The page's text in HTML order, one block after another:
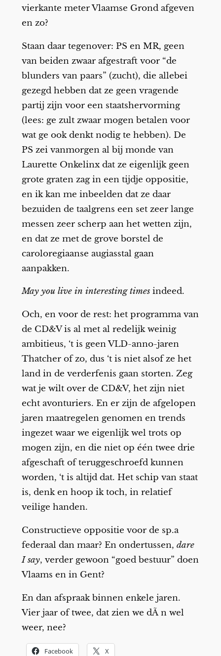
vierkante meter Vlaamse Grond afgeven
en zo?
Staan daar tegenover: PS en MR, geen
van beiden zwaar afgestraft voor “de
blunders van paars” (zucht), die allebei
gezegd hebben dat ze geen vragende
partij zijn voor een staatshervorming
(lees: ge zult zwaar mogen betalen voor
wat ge ook denkt nodig te hebben). De
PS zei vanmorgen al bij monde van
Laurette Onkelinx dat ze eigenlijk geen
grote graten zag in een tijdje oppositie,
en ik kan me inbeelden dat ze daar
bezuiden de taalgrens een set zeer lange
messen zeer scherp aan het wetten zijn,
en dat ze met de grove borstel de
caroloregiaanse augiasstal gaan
aanpakken.
May you live in interesting timesindeed.
Och, en voor de rest: het programma van
de CD&V is al met al redelijk weinig
ambitieus, ‘t is geen VLD-anno-jaren
Thatcher of zo, dus ‘t is niet alsof ze het
land in de verderfenis gaan storten. Zeg
wat je wilt over de CD&V, het zijn niet
echt avonturiers. En er zijn de afgelopen
jaren maatregelen genomen en trends
ingezet waar we eigenlijk wel trots op
mogen zijn, en die niet op één twee drie
afgeschaft of teruggeschroefd kunnen
worden, ‘t is altijd dat. Het schip van staat
is, denk en hoop ik toch, in relatief
veilige handen.
Constructieve oppositie voor de sp.a
federaal dan maar? En ondertussen, dare
I say, verder gewoon “goed bestuur” doen
Vlaams en in Gent?
En dan afspraak binnen enkele jaren.
Vier jaar of twee, dat zien we dÃ n wel
weer, nee?
Facebook X